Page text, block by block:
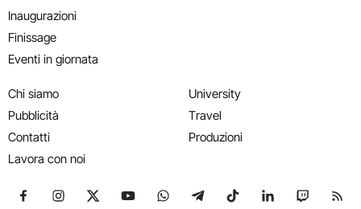
Inaugurazioni
Finissage
Eventi in giornata
Chi siamo
Pubblicità
Contatti
Lavora con noi
University
Travel
Produzioni
Seguici su Facebook
Seguici su Instagram
Seguici su X
Seguici su YouTube
Seguici su WhatsApp
Seguici su Telegram
Seguici su TikTok
Seguici su
Seguici